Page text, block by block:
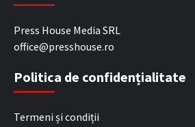
Press House Media SRL
office@presshouse.ro
Politica de confidențialitate
Termeni și condiții